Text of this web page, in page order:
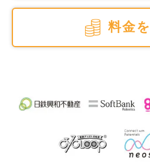
料金